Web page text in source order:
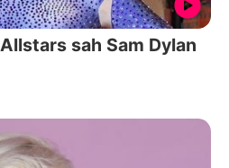
sah Sam Dylan